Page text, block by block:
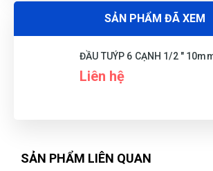
SẢN PHẨM ĐÃ XEM
ĐẦU TUÝP 6 CẠNH 1/2 "
Liên hệ
SẢN PHẨM LIÊN QUAN